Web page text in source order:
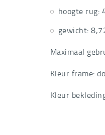
hoogte rug:
gewicht:
Maximaal
Kleur frame:
Kleur